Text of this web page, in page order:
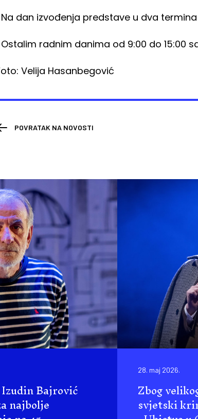
dan izvođenja predstave u dva termina
radnim danima od 9:00 do 15:00
Velija Hasanbegović
POVRATAK NA NOVOSTI
Bajrović
najbolje
28. maj 2026.
Zbog
svjetski